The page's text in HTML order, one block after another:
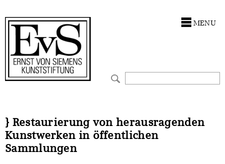
MENU
} Restaurierung von herausragenden
Kunstwerken in öffentlichen
Sammlungen
Förderphilosophie
Gremien
Presse und Neuigkeiten
Ankauf
Restaurierungen
Werkverzeichnisse